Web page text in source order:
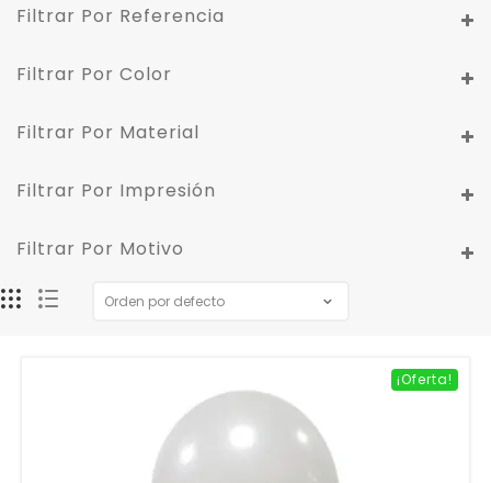
Filtrar Por Referencia
Filtrar Por Color
Filtrar Por Material
Filtrar Por Impresión
Filtrar Por Motivo
¡Oferta!